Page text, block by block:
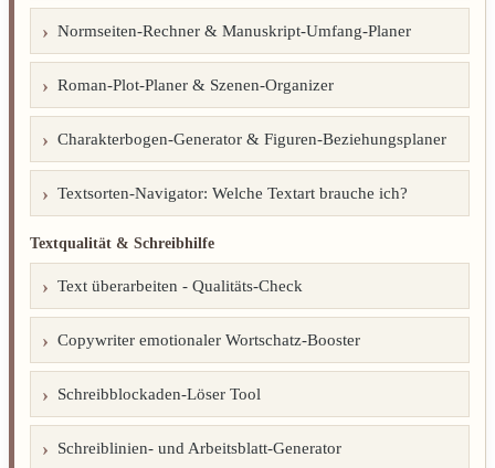
Normseiten-Rechner & Manuskript-Umfang-Planer
Roman-Plot-Planer & Szenen-Organizer
Charakterbogen-Generator & Figuren-Beziehungsplaner
Textsorten-Navigator: Welche Textart brauche ich?
Textqualität & Schreibhilfe
Text überarbeiten - Qualitäts-Check
Copywriter emotionaler Wortschatz-Booster
Schreibblockaden-Löser Tool
Schreiblinien- und Arbeitsblatt-Generator